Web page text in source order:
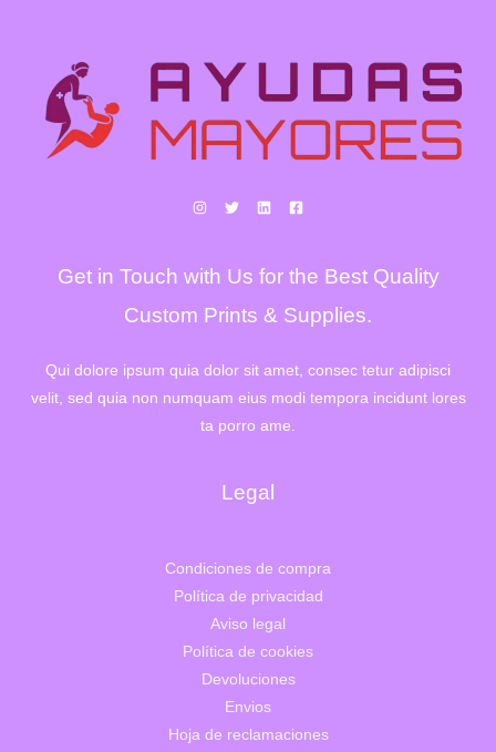
Get in Touch with Us for the Best Quality
Custom Prints & Supplies.
Qui dolore ipsum quia dolor sit amet, consec tetur adipisci
velit, sed quia non numquam eius modi tempora incidunt lores
ta porro ame.
Legal
Condiciones de compra
Política de privacidad
Aviso legal
Política de cookies
Devoluciones
Envios
Hoja de reclamaciones